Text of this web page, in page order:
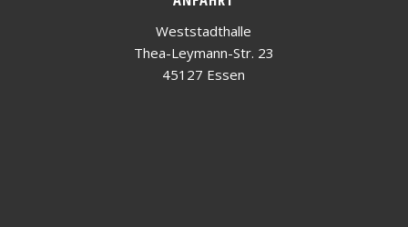
Weststadthalle
Thea-Leymann-Str. 23
45127 Essen